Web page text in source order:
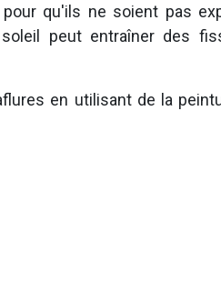
qu'ils ne soient pas
peut entraîner des
en utilisant de la